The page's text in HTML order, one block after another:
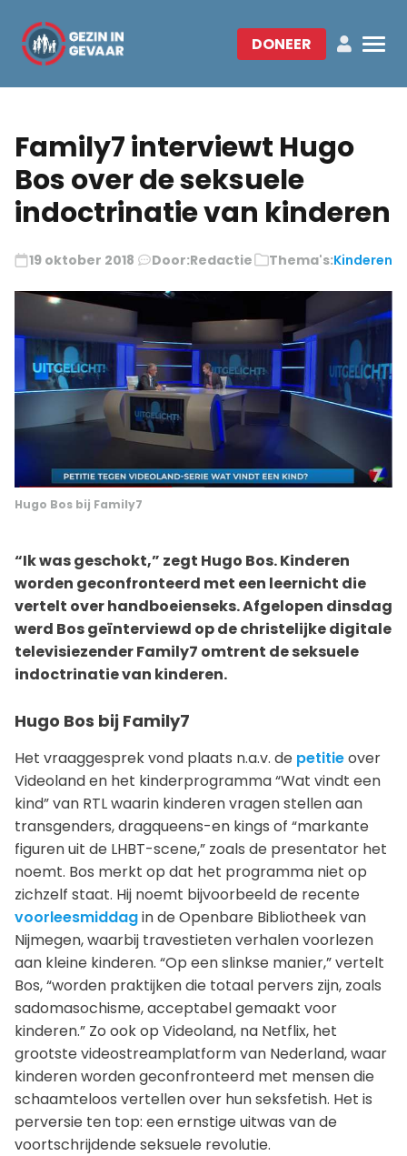
DONEER
Family7 interviewt Hugo
Bos over de seksuele
indoctrinatie van kinderen
19 oktober 2018 Door:Redactie Thema's:Kinderen
Hugo Bos bij Family7
“Ik was geschokt,” zegt Hugo Bos. Kinderen
worden geconfronteerd met een leernicht die
vertelt over handboeienseks. Afgelopen dinsdag
werd Bos geïnterviewd op de christelijke digitale
televisiezender Family7 omtrent de seksuele
indoctrinatie van kinderen.
Hugo Bos bij Family7
Het vraaggesprek vond plaats n.a.v. de petitieover
Videoland en het kinderprogramma “Wat vindt een
kind” van RTL waarin kinderen vragen stellen aan
transgenders, dragqueens-en kings of “markante
figuren uit de LHBT-scene,” zoals de presentator het
noemt. Bos merkt op dat het programma niet op
zichzelf staat. Hij noemt bijvoorbeeld de recente
voorleesmiddagin de Openbare Bibliotheek van
Nijmegen, waarbij travestieten verhalen voorlezen
aan kleine kinderen. “Op een slinkse manier,” vertelt
Bos, “worden praktijken die totaal pervers zijn, zoals
sadomasochisme, acceptabel gemaakt voor
kinderen.” Zo ook op Videoland, na Netflix, het
grootste videostreamplatform van Nederland, waar
kinderen worden geconfronteerd met mensen die
schaamteloos vertellen over hun seksfetish. Het is
perversie ten top: een ernstige uitwas van de
voortschrijdende seksuele revolutie.